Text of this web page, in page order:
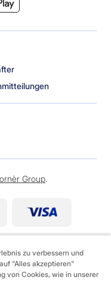
Group.
zu verbessern und
"Alles akzeptieren"
von Cookies, wie in unserer